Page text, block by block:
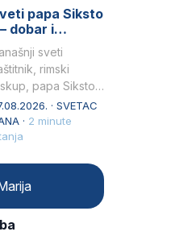
Ne
se u…
papa Siksto
dobar i
pastir
sveti
rimski
papa Siksto
II, prema
Liber
bio je
je odnose s
· SVETAC
· 2 minute